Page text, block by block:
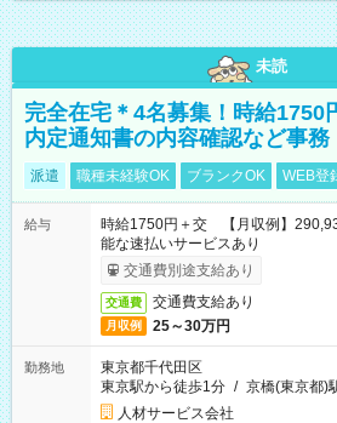
未読
完全在宅＊4名募集！時給1750
内定通知書の内容確認など事務
派遣 職種未経験OK ブランクOK WEB登
給与
時給1750円＋交 【月収例】
能な速払いサービスあり
交通費別途支給あり
交通費 交通費支給あり
月収例 25～30万円
勤務地
東京都千代田区
東京駅から徒歩1分 / 京橋(東京都)
人材サービス会社